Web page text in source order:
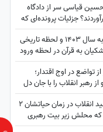
قیاسی سر از دادگاه
جزئیات پرونده‌ای که
ببینید| برگردیم به سال 1403 و لحظه تاریخی
به قرآن در لحظه ورود
نمایش آیات در حضور
رهبر شهید انقلاب
تواضع در اوج اقتدار؛
رهبر انقلاب را با جان دل
ببینید| رهبر شهید انقلاب در زمان حیاتشان 2
که محلش زیر بیت رهبری
در ...